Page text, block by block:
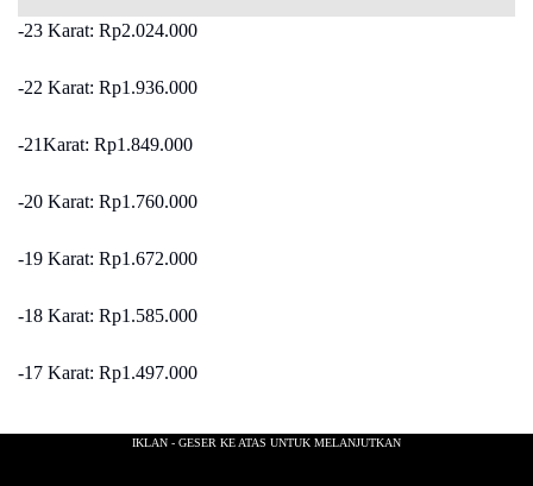
-23 Karat: Rp2.024.000
-22 Karat: Rp1.936.000
-21Karat: Rp1.849.000
-20 Karat: Rp1.760.000
-19 Karat: Rp1.672.000
-18 Karat: Rp1.585.000
-17 Karat: Rp1.497.000